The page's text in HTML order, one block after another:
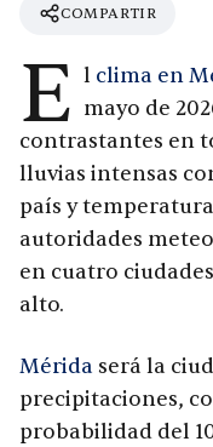
COMPARTIR
E l clima en
mayo de
contrastantes en
lluvias intensas
país y
autoridades
en cuatro
alto.
Mérida será la
precipitaciones,
probabilidad del